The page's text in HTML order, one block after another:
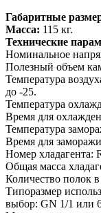
Габаритные
Масса: 115 кг.
Технические
Номинальное
Полезный объем
Температура
до -25.
Температура
Время для
Температура
Время для
Номер хладагента:
Общая масса
Количество полок
Типоразмер
выбор: GN 1/1 или